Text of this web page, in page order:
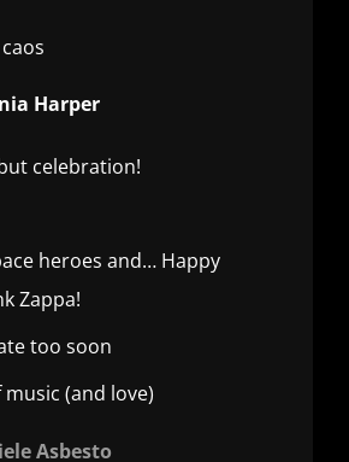
Harper
celebration!
heroes and… Happy
Zappa!
too soon
(and love)
Asbesto